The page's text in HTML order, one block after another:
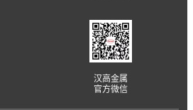
汉高金属
官方微信